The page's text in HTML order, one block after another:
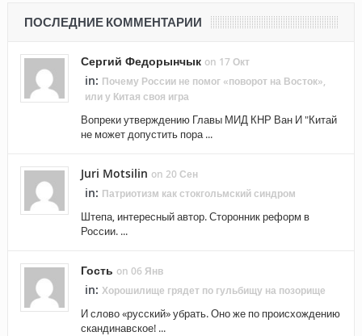
ПОСЛЕДНИЕ КОММЕНТАРИИ
Сергий Федорынчык on 17 Окт
in: Почему России не помог «поворот на Восток»,
или у Китая своя игра
Вопреки утверждению Главы МИД КНР Ван И "Китай
не может допустить пора ...
Juri Motsilin on 20 Сен
in: Патриотизм как стокгольмский синдром
Штепа, интересный автор. Сторонник реформ в
России. ...
Гость on 06 Янв
in: Хорошилище грядет по гульбищу на позорище
И слово «русский» убрать. Оно же по происхождению
скандинавское! ...